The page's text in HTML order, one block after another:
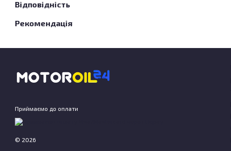
Відповідність
Рекомендація
Приймаємо до оплати
© 2026